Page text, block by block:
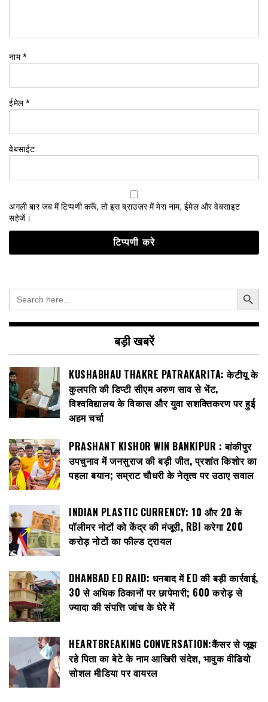
नाम*
ईमेल*
वेबसाईट
अगली बार जब मैं टिप्पणी करूँ, तो इस ब्राउज़र में मेरा नाम, ईमेल और वेबसाइट
सहेजें।
Search
for:
Search Button
बड़ी खबरें
KUSHABHAU THAKRE PATRAKARITA: केटीयू के
कुलपति की डिप्टी सीएम अरुण साव से भेंट,
विश्वविद्यालय के विकास और युवा सशक्तिकरण पर हुई
अहम चर्चा
PRASHANT KISHOR WIN BANKIPUR : बांकीपुर
उपचुनाव में जनसुराज की बड़ी जीत, प्रशांत किशोर का
पहला बयान; सम्राट चौधरी के नेतृत्व पर उठाए सवाल
INDIAN PLASTIC CURRENCY: ₹10 और ₹20 के
पॉलीमर नोटों को केंद्र की मंजूरी, RBI करेगा 200
करोड़ नोटों का फील्ड ट्रायल
DHANBAD ED RAID: धनबाद में ED की बड़ी कार्रवाई,
30 से अधिक ठिकानों पर छापेमारी; 600 करोड़ से
ज्यादा की संपत्ति जांच के घेरे में
HEARTBREAKING CONVERSATION:कैंसर से जूझ
रहे पिता का बेटे के नाम आखिरी संदेश, भावुक वीडियो
सोशल मीडिया पर वायरल